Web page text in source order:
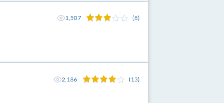
1,507 (8)
2,186 (13)